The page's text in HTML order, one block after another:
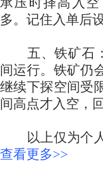
多。记住入单后
五、铁矿石：
间运行。铁矿仍
继续下探空间受
间高点才入空，
以上仅为个人
查看更多>>